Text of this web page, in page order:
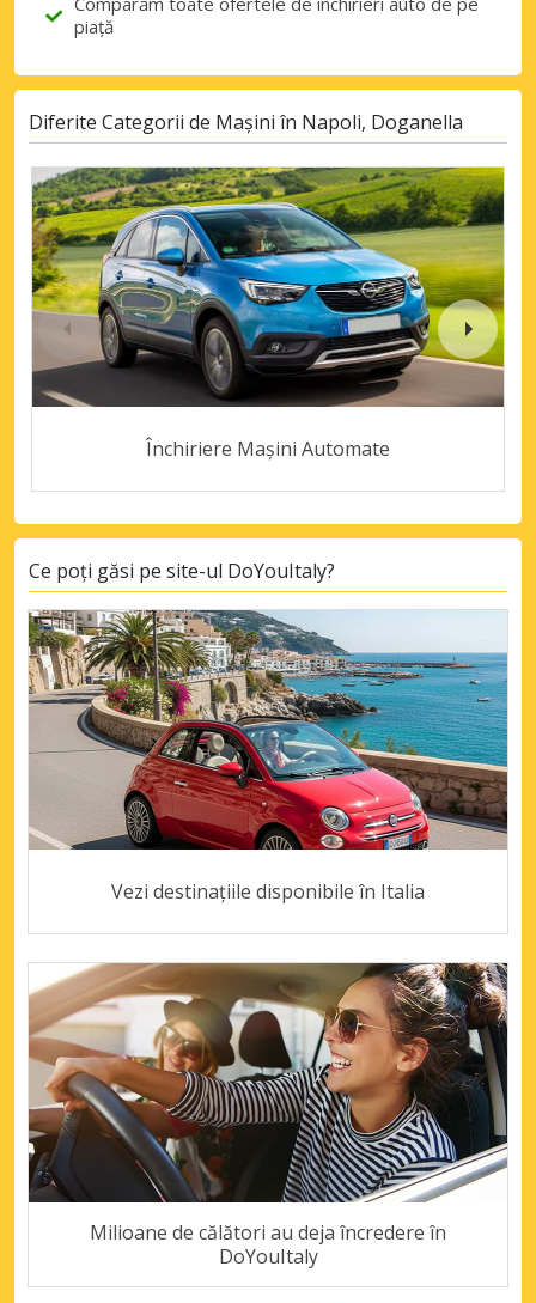
piață
Diferite Categorii de Mașini în Napoli, Doganella
Închiriere Mașini Automate
Ce poți găsi pe site-ul DoYouItaly?
Vezi destinațiile disponibile în Italia
Milioane de călători au deja încredere în
DoYouItaly